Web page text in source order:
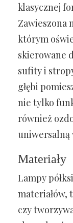
klasycznej
Zawieszona
którym
skierowane
sufity i
głębi
nie tylko
również
uniwersalną
Materiały
Lampy
materiałów,
czy